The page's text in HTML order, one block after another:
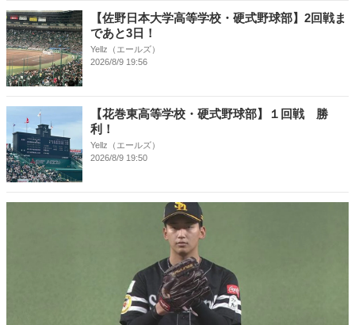
【佐野日本大学高等学校・硬式野球部】2回戦ま
であと3日！
Yellz（エールズ）
2026/8/9 19:56
【花巻東高等学校・硬式野球部】１回戦 勝
利！
Yellz（エールズ）
2026/8/9 19:50